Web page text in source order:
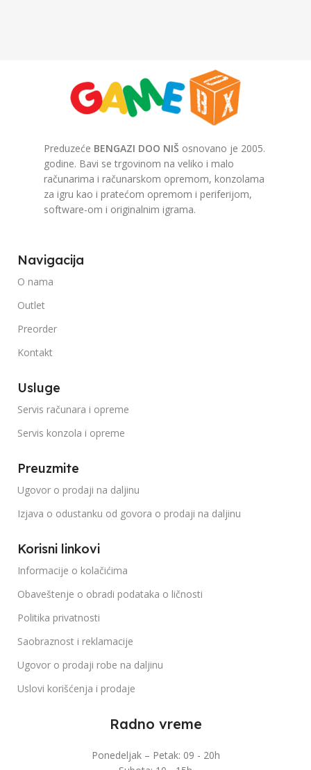
Preduzeće BENGAZI DOO NIŠ osnovano je 2005.
godine. Bavi se trgovinom na veliko i malo
računarima i računarskom opremom, konzolama
za igru kao i pratećom opremom i periferijom,
software-om i originalnim igrama.
Navigacija
O nama
Outlet
Preorder
Kontakt
Usluge
Servis računara i opreme
Servis konzola i opreme
Preuzmite
Ugovor o prodaji na daljinu
Izjava o odustanku od govora o prodaji na daljinu
Korisni linkovi
Informacije o kolačićima
Obaveštenje o obradi podataka o ličnosti
Politika privatnosti
Saobraznost i reklamacije
Ugovor o prodaji robe na daljinu
Uslovi korišćenja i prodaje
Radno vreme
Ponedeljak – Petak: 09 - 20h